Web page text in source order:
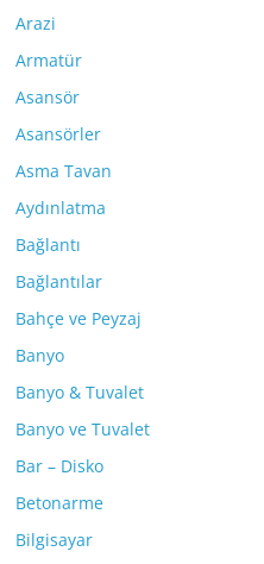
Arazi
Armatür
Asansör
Asansörler
Asma Tavan
Aydınlatma
Bağlantı
Bağlantılar
Bahçe ve Peyzaj
Banyo
Banyo & Tuvalet
Banyo ve Tuvalet
Bar – Disko
Betonarme
Bilgisayar